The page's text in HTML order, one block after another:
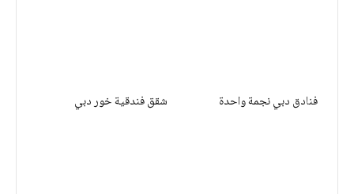
فنادق دبي نجمة واحدة شقق فندقية خور دبي